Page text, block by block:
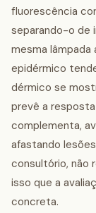
fluorescência
separando-o de
mesma lâmpada
epidérmico
dérmico se
prevê a
complementa,
afastando
consultório, não
isso que a
concreta.